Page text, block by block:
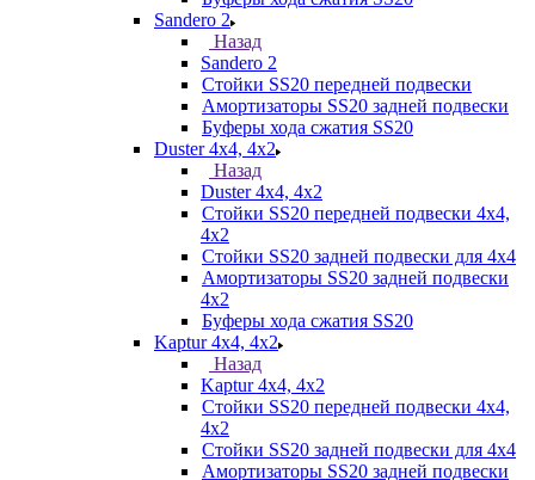
Sandero 2
Назад
Sandero 2
Стойки SS20 передней подвески
Амортизаторы SS20 задней подвески
Буферы хода сжатия SS20
Duster 4х4, 4x2
Назад
Duster 4х4, 4x2
Стойки SS20 передней подвески 4х4,
4x2
Стойки SS20 задней подвески для 4х4
Амортизаторы SS20 задней подвески
4х2
Буферы хода сжатия SS20
Kaptur 4х4, 4х2
Назад
Kaptur 4х4, 4х2
Стойки SS20 передней подвески 4х4,
4x2
Стойки SS20 задней подвески для 4х4
Амортизаторы SS20 задней подвески